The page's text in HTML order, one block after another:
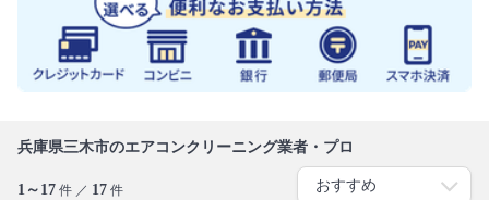
兵庫県三木市のエアコンクリーニング業者・プロ
1～17 件 ／ 17 件